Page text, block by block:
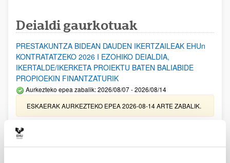
Deialdi gaurkotuak
PRESTAKUNTZA BIDEAN DAUDEN IKERTZAILEAK EHUn
KONTRATATZEKO 2026 I EZOHIKO DEIALDIA,
IKERTALDE/IKERKETA PROIEKTU BATEN BALIABIDE
PROPIOEKIN FINANTZATURIK
Aurkezteko epea zabalik: 2026/08/07 - 2026/08/14
ESKAERAK AURKEZTEKO EPEA 2026-08-14 ARTE ZABALIK.
UPV/EHUn Azpiegitura Zientifikoa eta Funts Bibliografikoak
erosi eta berritzeko laguntzak 2026